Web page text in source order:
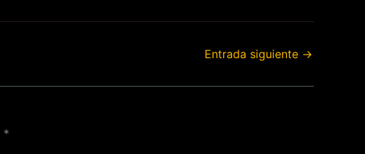
Entrada siguiente →
*